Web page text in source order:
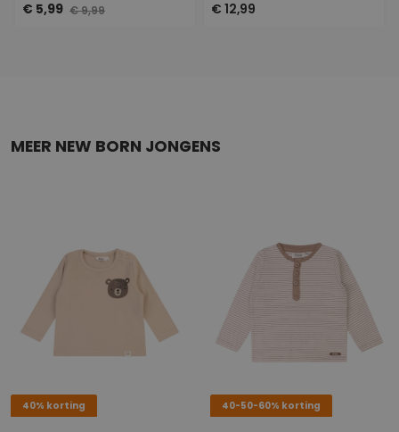
€ 5,99 € 9,99
€ 12,99
MEER NEW BORN JONGENS
40% korting 40-50-60% korting